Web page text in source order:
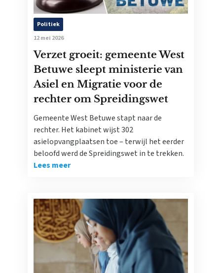
Politiek
12 mei 2026
Verzet groeit: gemeente West
Betuwe sleept ministerie van
Asiel en Migratie voor de
rechter om Spreidingswet
Gemeente West Betuwe stapt naar de
rechter. Het kabinet wijst 302
asielopvangplaatsen toe – terwijl het eerder
beloofd werd de Spreidingswet in te trekken.
Lees meer